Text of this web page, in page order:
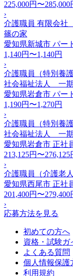
225,000円〜285,000
›
介護職員 有限会
篠の家
愛知県新城市 パー
1,140円〜1,140円
›
介護職員（特別養
社会福祉法人 一
愛知県岩倉市 パー
1,190円〜1,270円
›
介護職員（特別養
社会福祉法人 一
愛知県岩倉市 正社
213,125円〜276,125
›
介護職員（介護老
愛知県西尾市 正社
201,400円〜279,400
›
応募方法を見る
初めての方へ
資格・試験ガ
よくある質問
個人情報保護
利用規約